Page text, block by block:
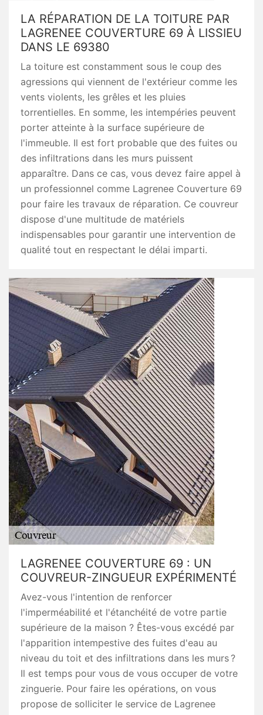
LA RÉPARATION DE LA TOITURE PAR
LAGRENEE COUVERTURE 69 À LISSIEU
DANS LE 69380
La toiture est constamment sous le coup des
agressions qui viennent de l'extérieur comme les
vents violents, les grêles et les pluies
torrentielles. En somme, les intempéries peuvent
porter atteinte à la surface supérieure de
l'immeuble. Il est fort probable que des fuites ou
des infiltrations dans les murs puissent
apparaître. Dans ce cas, vous devez faire appel à
un professionnel comme Lagrenee Couverture 69
pour faire les travaux de réparation. Ce couvreur
dispose d'une multitude de matériels
indispensables pour garantir une intervention de
qualité tout en respectant le délai imparti.
LAGRENEE COUVERTURE 69 : UN
COUVREUR-ZINGUEUR EXPÉRIMENTÉ
Avez-vous l'intention de renforcer
l'imperméabilité et l'étanchéité de votre partie
supérieure de la maison ? Êtes-vous excédé par
l'apparition intempestive des fuites d'eau au
niveau du toit et des infiltrations dans les murs ?
Il est temps pour vous de vous occuper de votre
zinguerie. Pour faire les opérations, on vous
propose de solliciter le service de Lagrenee